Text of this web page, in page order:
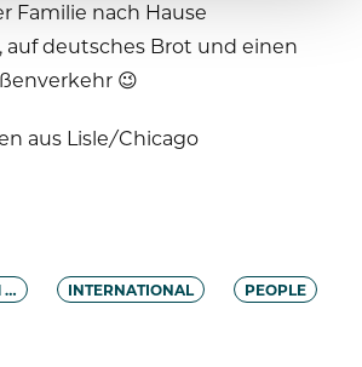
Familie nach Hause
deutsches Brot und einen
😉
aus Lisle/Chicago
… INTERNATIONAL PEOPLE